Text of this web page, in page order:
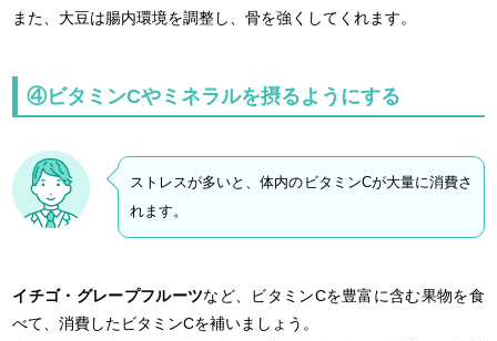
また、大豆は腸内環境を調整し、骨を強くしてくれます。
④ビタミンCやミネラルを摂るようにする
ストレスが多いと、体内のビタミンCが大量に消費さ
れます。
イチゴ・グレープフルーツなど、ビタミンCを豊富に含む果物を食
べて、消費したビタミンCを補いましょう。